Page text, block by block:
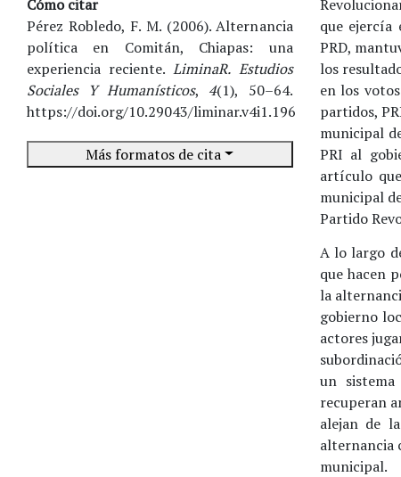
Cómo citar
Pérez Robledo, F. M. (2006). Alternancia
política en Comitán, Chiapas: una
experiencia reciente.LiminaR. Estudios
Sociales Y Humanísticos, 4(1), 50–64.
https://doi.org/10.29043/liminar.v4i1.196
Más formatos de cita
que ejercía
PRD,
los
en los
partidos,
municipal
PRI al
artículo
municipal
Partido
A lo largo
que hacen
la
gobierno
actores
un
recuperan
alejan de
alternancia
municipal.